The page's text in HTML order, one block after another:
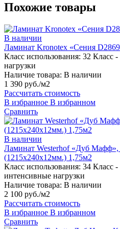
Похожие товары
В наличии
Ламинат Kronotex «Сения
Класс использования: 32 Класс
нагрузки
Наличие товара: В наличии
1 390 руб./м2
Рассчитать стоимость
В избранное В избранном
Сравнить
В наличии
Ламинат Westerhof «Дуб Мафф»,
(1215х240х12мм.) 1,75м2
Класс использования: 34 Класс
интенсивные нагрузки
Наличие товара: В наличии
2 100 руб./м2
Рассчитать стоимость
В избранное В избранном
Сравнить